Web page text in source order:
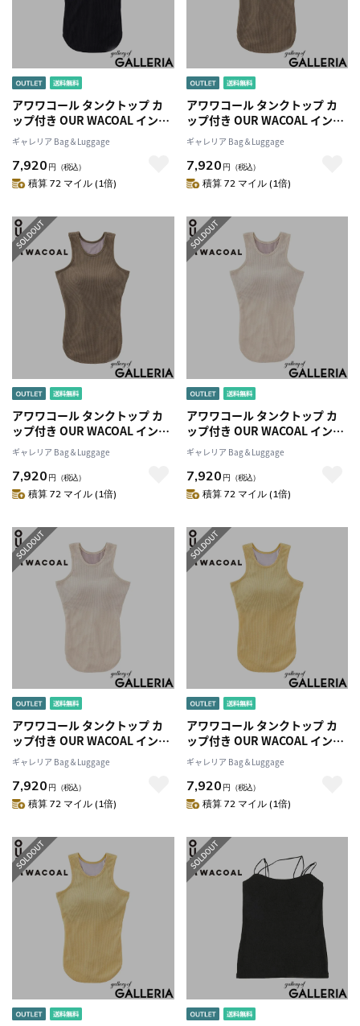
アワワコール タンクトップ カ
ップ付き OUR WACOAL インナ
ーウェア トップス 黒 シンプル
レディース カジュアル おしゃ
れ 白 可愛い 女子 オシャレ カッ
プインアメスリタンクトップ
ギャレリア Bag＆Luggage
7,920 円 （税込）
積算 72 マイル (1倍)
アワワコール タンクトップ カ
ップ付き OUR WACOAL インナ
ーウェア トップス 黒 シンプル
レディース カジュアル おしゃ
れ 白 可愛い 女子 オシャレ カッ
プインアメスリタンクトップ
ギャレリア Bag＆Luggage
7,920 円 （税込）
積算 72 マイル (1倍)
アワワコール タンクトップ カ
ップ付き OUR WACOAL インナ
ーウェア トップス 黒 シンプル
レディース カジュアル おしゃ
れ 白 可愛い 女子 オシャレ カッ
プインアメスリタンクトップ
ギャレリア Bag＆Luggage
7,920 円 （税込）
積算 72 マイル (1倍)
アワワコール タンクトップ カ
ップ付き OUR WACOAL インナ
ーウェア トップス 黒 シンプル
レディース カジュアル おしゃ
れ 白 可愛い 女子 オシャレ カッ
プインアメスリタンクトップ
ギャレリア Bag＆Luggage
7,920 円 （税込）
積算 72 マイル (1倍)
アワワコール タンクトップ カ
ップ付き OUR WACOAL インナ
ーウェア トップス 黒 シンプル
レディース カジュアル おしゃ
れ 白 可愛い 女子 オシャレ カッ
プインアメスリタンクトップ
ギャレリア Bag＆Luggage
7,920 円 （税込）
積算 72 マイル (1倍)
アワワコール タンクトップ カ
ップ付き OUR WACOAL インナ
ーウェア トップス 黒 シンプル
レディース カジュアル おしゃ
れ 白 可愛い 女子 オシャレ カッ
プインアメスリタンクトップ
ギャレリア Bag＆Luggage
7,920 円 （税込）
積算 72 マイル (1倍)